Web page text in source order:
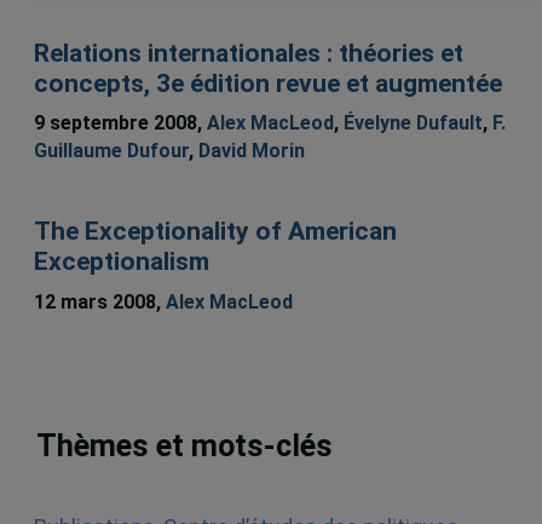
Relations internationales : théories et
concepts, 3e édition revue et augmentée
9 septembre 2008, Alex MacLeod, Évelyne Dufault, F.
Guillaume Dufour, David Morin
The Exceptionality of American
Exceptionalism
12 mars 2008, Alex MacLeod
Thèmes et mots-clés